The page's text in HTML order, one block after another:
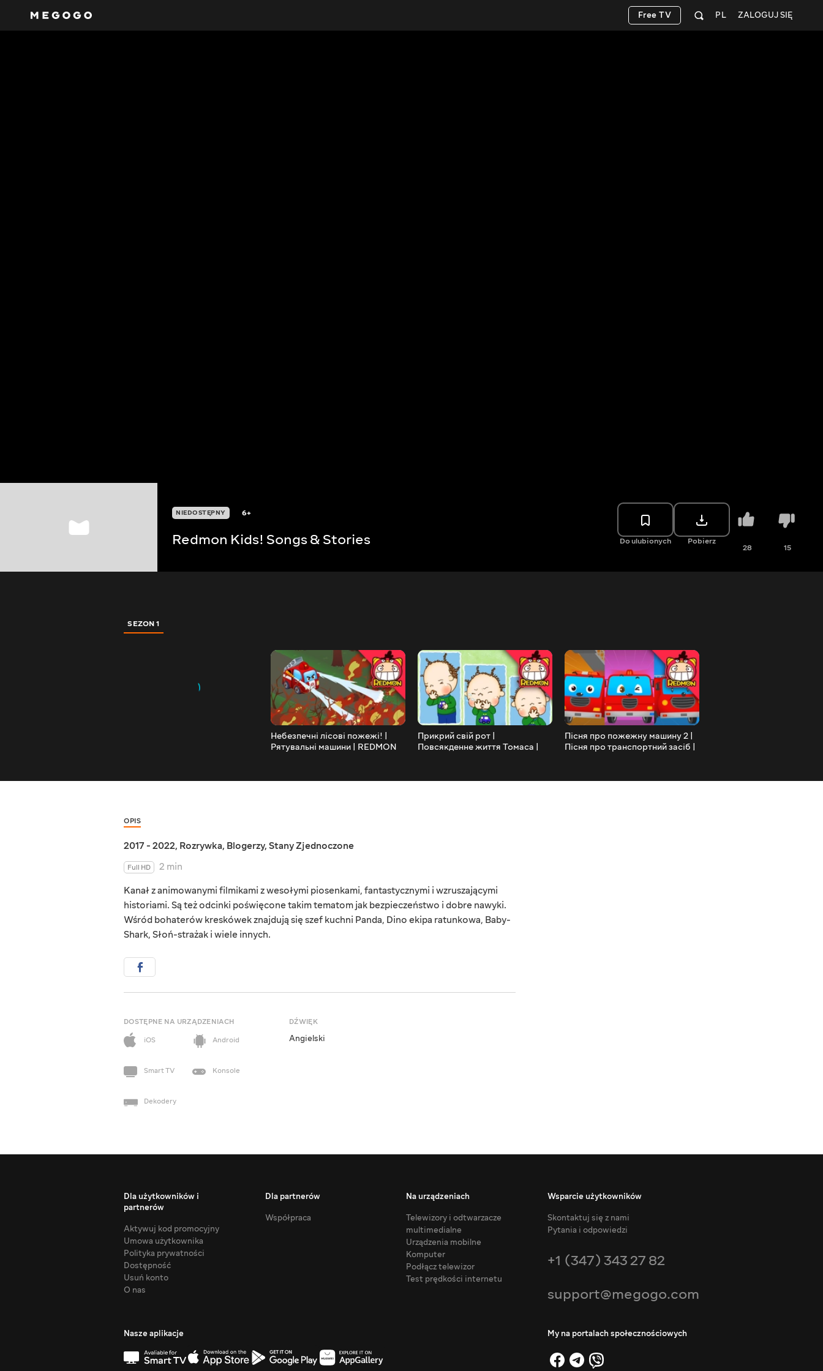
ZALOGUJ SIĘ
PL
Free TV
NIEDOSTĘPNY 6+
Redmon Kids! Songs & Stories Do ulubionych Pobierz
28 15
SEZON 1
Небезпечні лісові пожежі! |
Рятувальні машини | REDMON
Прикрий свій рот |
Повсякденне життя Томаса |
Пісня про пожежну машину 2 |
Пісня про транспортний засіб |
OPIS
2017 - 2022, Rozrywka, Blogerzy, Stany Zjednoczone
Full HD
2 min
Kanał z animowanymi filmikami z wesołymi piosenkami, fantastycznymi i wzruszającymi
historiami. Są też odcinki poświęcone takim tematom jak bezpieczeństwo i dobre nawyki.
Wśród bohaterów kreskówek znajdują się szef kuchni Panda, Dino ekipa ratunkowa, Baby-
Shark, Słoń-strażak i wiele innych.
DOSTĘPNE NA URZĄDZENIACH
iOS
Android
Smart TV Konsole
Dekodery
DŹWIĘK
Angielski
Dla użytkowników i
partnerów
Aktywuj kod promocyjny
Umowa użytkownika
Polityka prywatności
Dostępność
Usuń konto
O nas
Dla partnerów
Współpraca
Na urządzeniach
Telewizory i odtwarzacze
multimedialne
Urządzenia mobilne
Komputer
Podłącz telewizor
Test prędkości internetu
Wsparcie użytkowników
Skontaktuj się z nami
Pytania i odpowiedzi
+1 (347) 343 27 82
support@megogo.com
Nasze aplikacje My na portalach społecznościowych